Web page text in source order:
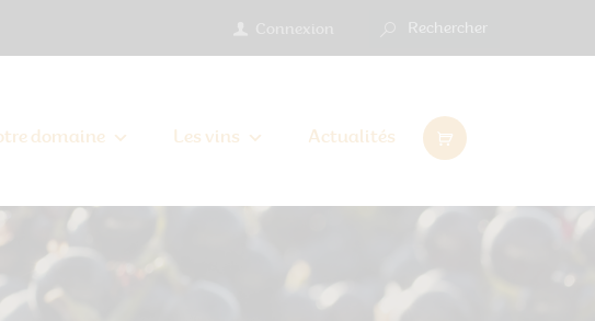
domaine Les vins Actualités